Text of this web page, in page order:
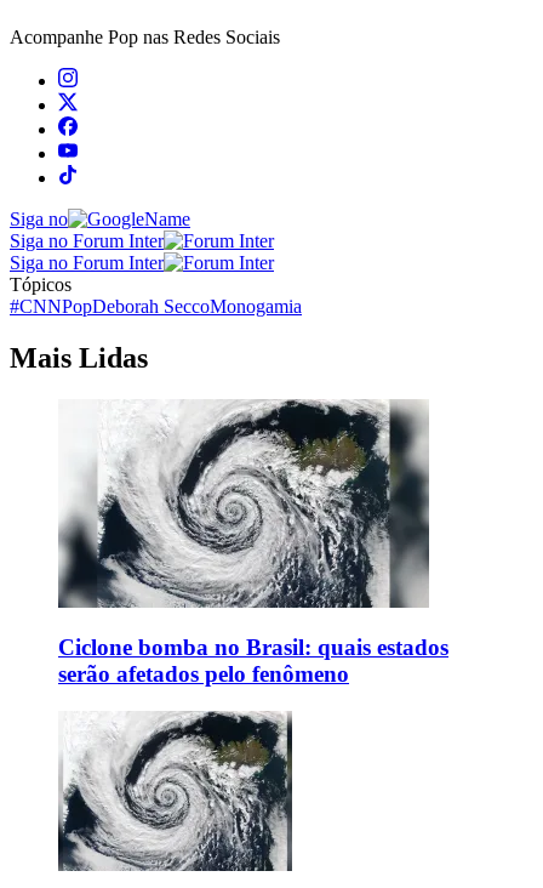
Acompanhe Pop nas Redes Sociais
Siga no
Siga no Forum Inter
Siga no Forum Inter
Tópicos
#CNNPopDeborah SeccoMonogamia
Mais Lidas
Ciclone bomba no Brasil: quais estados
serão afetados pelo fenômeno